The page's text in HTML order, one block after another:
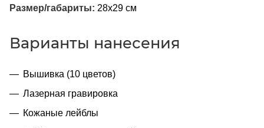
Размер/габариты: 28х29 см
Варианты нанесения
Вышивка (10 цветов)
Лазерная гравировка
Кожаные лейблы